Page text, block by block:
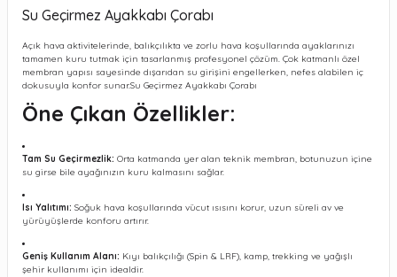
Su Geçirmez Ayakkabı Çorabı
Açık hava aktivitelerinde, balıkçılıkta ve zorlu hava koşullarında ayaklarınızı
tamamen kuru tutmak için tasarlanmış profesyonel çözüm. Çok katmanlı özel
membran yapısı sayesinde dışarıdan su girişini engellerken, nefes alabilen iç
dokusuyla konfor sunar.Su Geçirmez Ayakkabı Çorabı
Öne Çıkan Özellikler:
Tam Su Geçirmezlik: Orta katmanda yer alan teknik membran, botunuzun içine
su girse bile ayağınızın kuru kalmasını sağlar.
Isı Yalıtımı: Soğuk hava koşullarında vücut ısısını korur, uzun süreli av ve
yürüyüşlerde konforu artırır.
Geniş Kullanım Alanı: Kıyı balıkçılığı (Spin & LRF), kamp, trekking ve yağışlı
şehir kullanımı için idealdir.